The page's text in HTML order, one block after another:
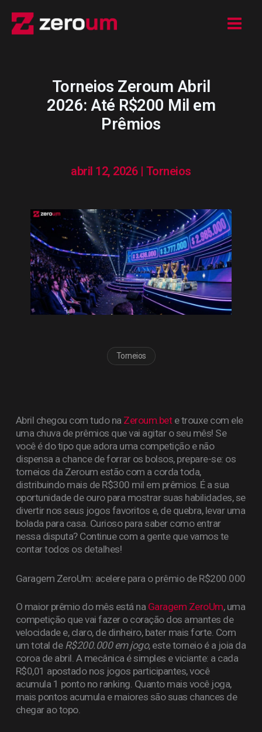
para
Torneios Zeroum Abril
2026: Até R$200 Mil em
Prêmios
abril 12, 2026 | Torneios
Torneios
Abril chegou com tudo na Zeroum.bete trouxe com ele
uma chuva de prêmios que vai agitar o seu mês! Se
você é do tipo que adora uma competição e não
dispensa a chance de forrar os bolsos, prepare-se: os
torneios da Zeroum estão com a corda toda,
distribuindo mais de R$300 mil em prêmios. É a sua
oportunidade de ouro para mostrar suas habilidades, se
divertir nos seus jogos favoritos e, de quebra, levar uma
bolada para casa. Curioso para saber como entrar
nessa disputa? Continue com a gente que vamos te
contar todos os detalhes!
Garagem ZeroUm: acelere para o prêmio de R$200.000
O maior prêmio do mês está na Garagem ZeroUm, uma
competição que vai fazer o coração dos amantes de
velocidade e, claro, de dinheiro, bater mais forte. Com
um total de R$200.000 em jogo, este torneio é a joia da
coroa de abril. A mecânica é simples e viciante: a cada
R$0,01 apostado nos jogos participantes, você
acumula 1 ponto no ranking. Quanto mais você joga,
mais pontos acumula e maiores são suas chances de
chegar ao topo.